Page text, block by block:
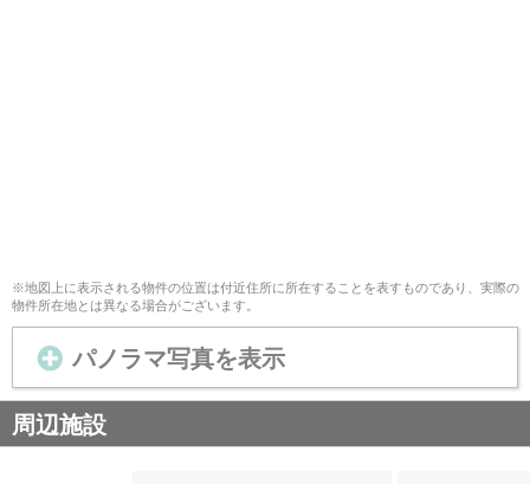
※地図上に表示される物件の位置は付近住所に所在することを表すものであり、実際の
物件所在地とは異なる場合がございます。
パノラマ写真を表示
周辺施設